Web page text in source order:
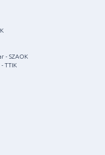
- SZAOK
TTIK